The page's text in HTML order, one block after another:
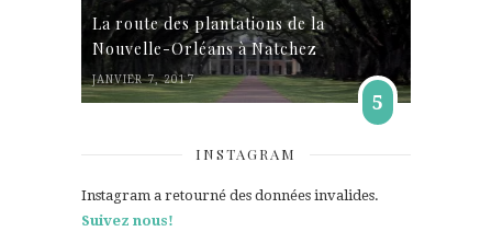
La route des plantations de la
Nouvelle-Orléans à Natchez
JANVIER 7, 2017
5
INSTAGRAM
Instagram a retourné des données invalides.
Suivez nous!